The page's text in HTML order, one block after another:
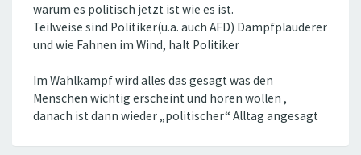
warum es politisch jetzt ist wie es ist.
Teilweise sind Politiker(u.a. auch AFD) Dampfplauderer
und wie Fahnen im Wind, halt Politiker
Im Wahlkampf wird alles das gesagt was den
Menschen wichtig erscheint und hören wollen ,
danach ist dann wieder „politischer“ Alltag angesagt